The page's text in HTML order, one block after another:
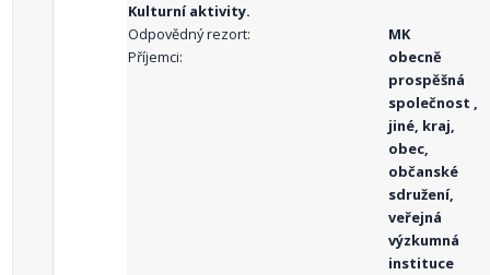
Kulturní aktivity.
Odpovědný rezort:
MK
Příjemci:
obecně
prospěšná
společnost ,
jiné, kraj,
obec,
občanské
sdružení,
veřejná
výzkumná
instituce